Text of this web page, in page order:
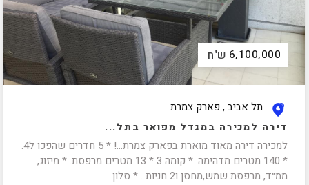
6,100,000 ש"ח
תל אביב , פארק צמרת
דירה למכירה במגדל מפואר בתל...
למכירה דירה מאוד מוארת בפארק צמרת...! * 5 חדרים שהפכו ל4.
* 140 מטרים מדהימה. * קומה 3 * 13 מטרים מרפסת. * מיזוג,
ממ״ד, מרפסת שמש,מחסן ו2 חניות . * סלון